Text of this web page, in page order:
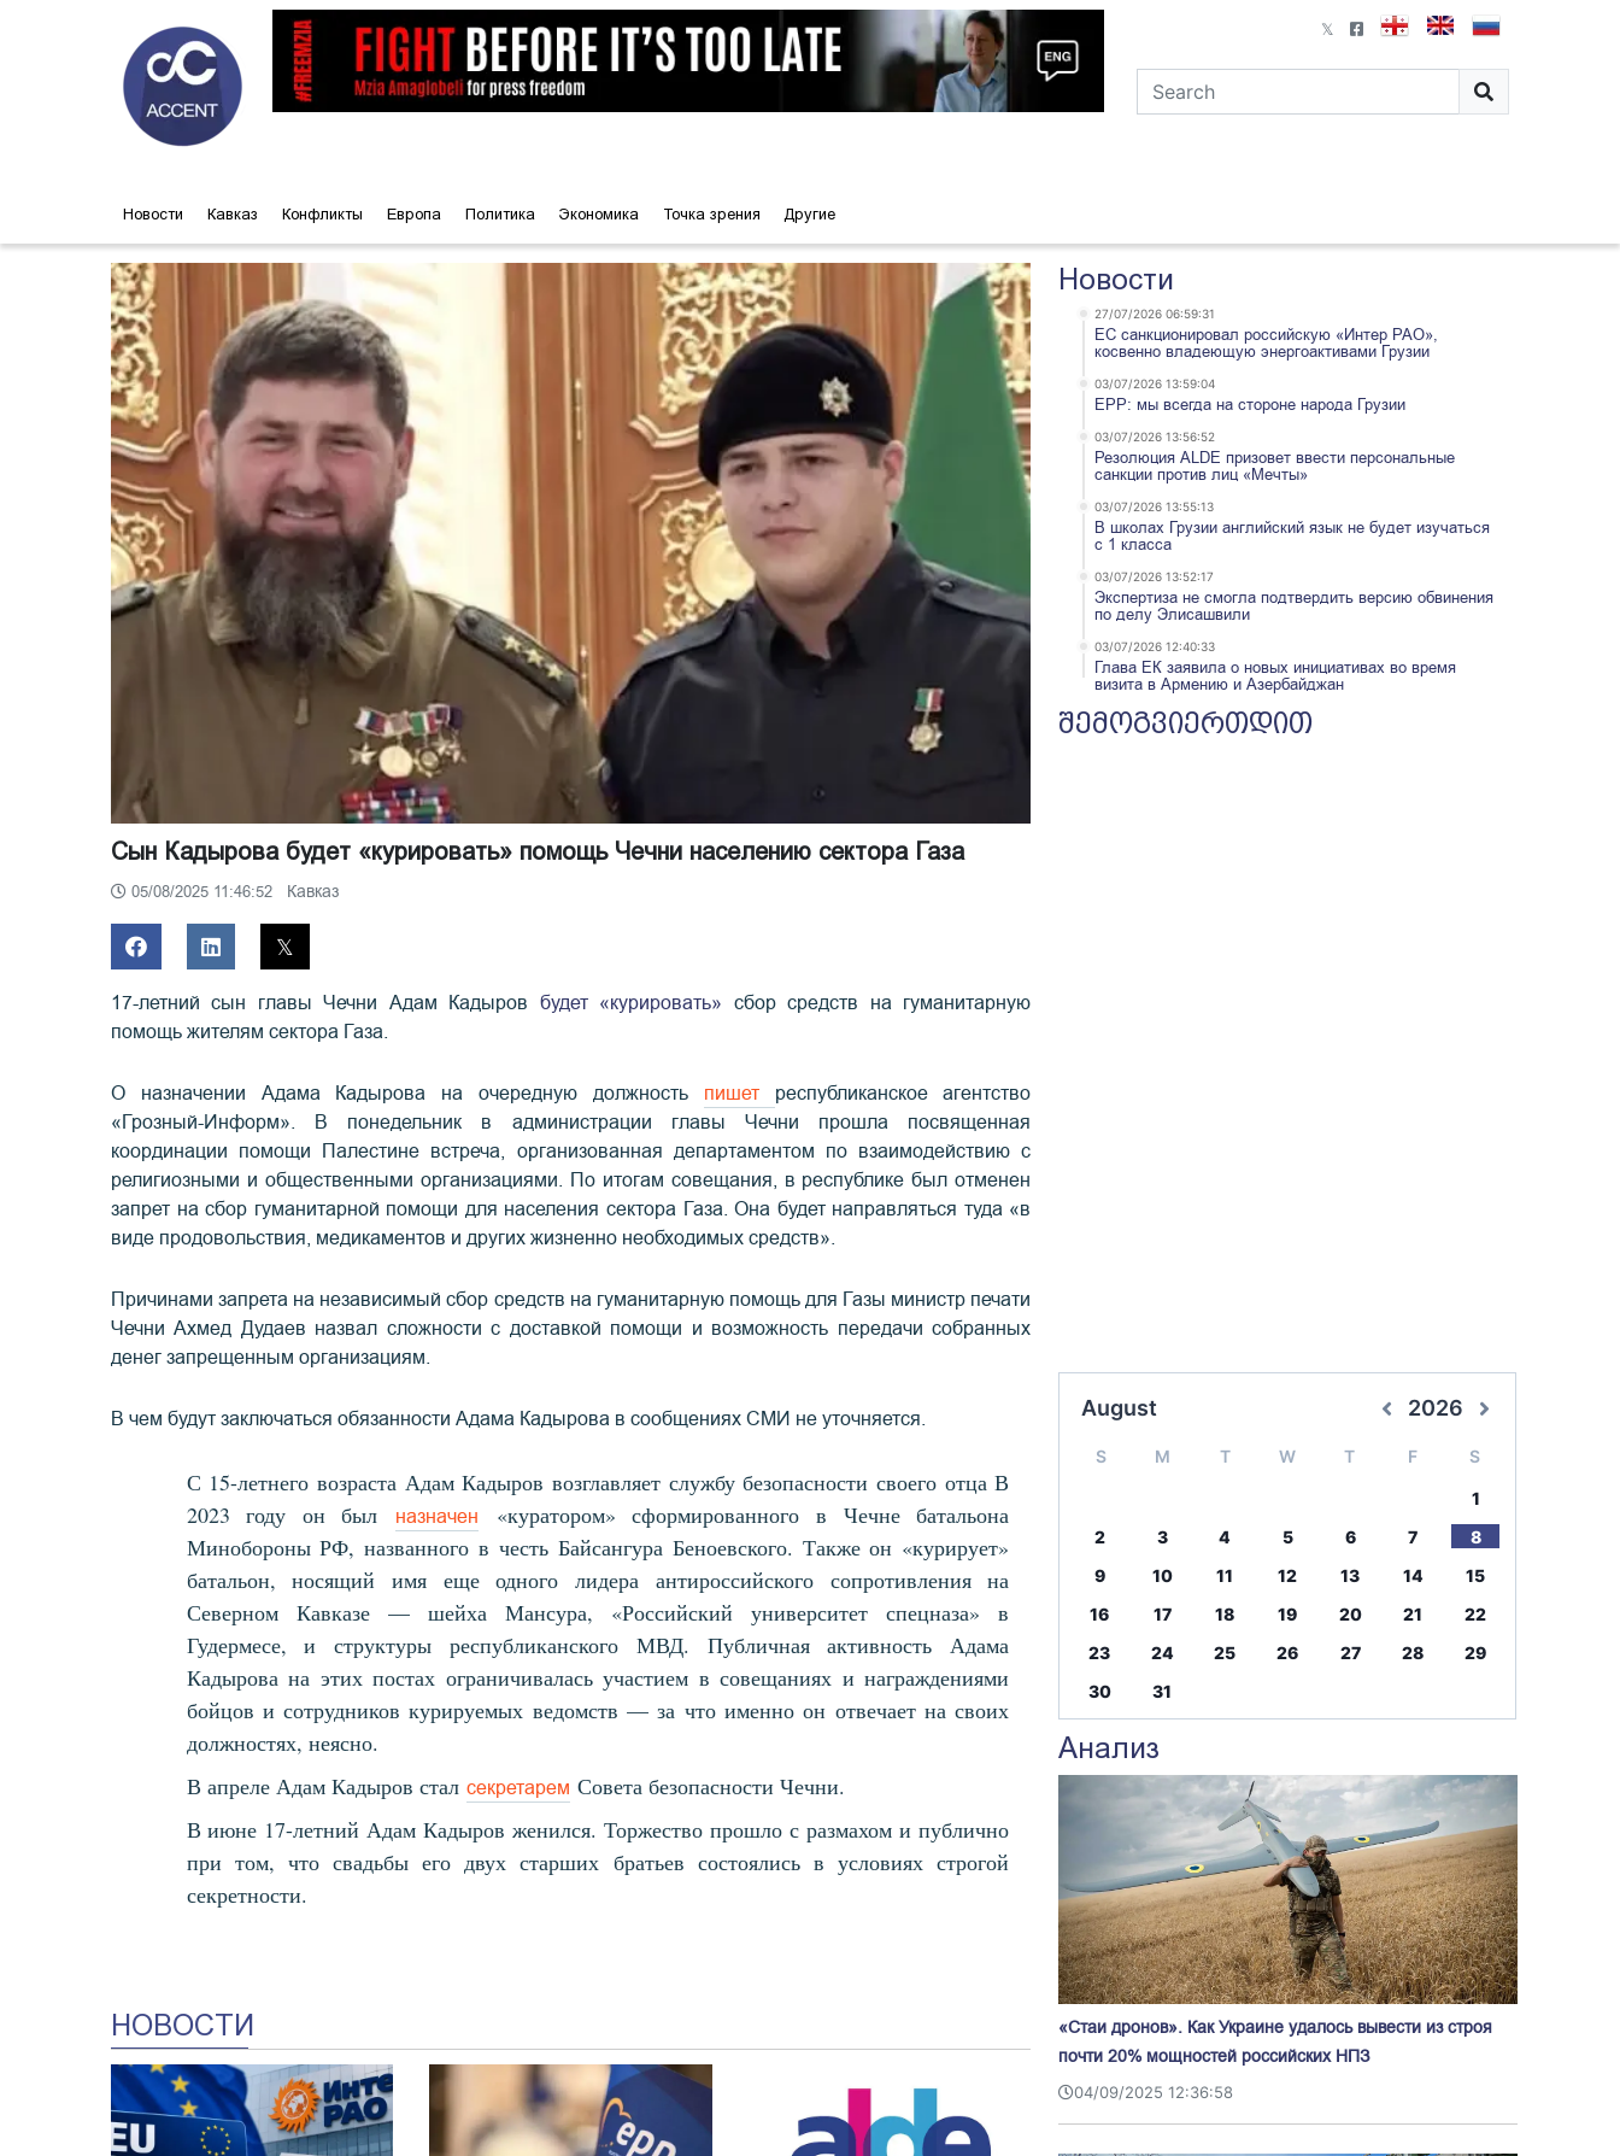
Новости Кавказ Конфликты Европа Политика Экономика Точка зрения Другие
Сын Кадырова будет «курировать» помощь Чечни населению сектора Газа
05/08/2025 11:46:52 Кавказ
17-летний сын главы Чечни Адам Кадыров будет «курировать» сбор средств на гуманитарную
помощь жителям сектора Газа.
О назначении Адама Кадырова на очередную должность пишет республиканское агентство
«Грозный-Информ». В понедельник в администрации главы Чечни прошла посвященная
координации помощи Палестине встреча, организованная департаментом по взаимодействию с
религиозными и общественными организациями. По итогам совещания, в республике был отменен
запрет на сбор гуманитарной помощи для населения сектора Газа. Она будет направляться туда «в
виде продовольствия, медикаментов и других жизненно необходимых средств».
Причинами запрета на независимый сбор средств на гуманитарную помощь для Газы министр печати
Чечни Ахмед Дудаев назвал сложности с доставкой помощи и возможность передачи собранных
денег запрещенным организациям.
В чем будут заключаться обязанности Адама Кадырова в сообщениях СМИ не уточняется.
С 15-летнего возраста Адам Кадыров возглавляет службу безопасности своего отца В
2023 году он был назначен «куратором» сформированного в Чечне батальона
Минобороны РФ, названного в честь Байсангура Беноевского. Также он «курирует»
батальон, носящий имя еще одного лидера антироссийского сопротивления на
Северном Кавказе — шейха Мансура, «Российский университет спецназа» в
Гудермесе, и структуры республиканского МВД. Публичная активность Адама
Кадырова на этих постах ограничивалась участием в совещаниях и награждениями
бойцов и сотрудников курируемых ведомств — за что именно он отвечает на своих
должностях, неясно.
В апреле Адам Кадыров стал секретарем Совета безопасности Чечни.
В июне 17-летний Адам Кадыров женился. Торжество прошло с размахом и публично
при том, что свадьбы его двух старших братьев состоялись в условиях строгой
секретности.
НОВОСТИ
Новости
27/07/2026 06:59:31
ЕС санкционировал российскую «Интер РАО»,
косвенно владеющую энергоактивами Грузии
03/07/2026 13:59:04
EPP: мы всегда на стороне народа Грузии
03/07/2026 13:56:52
Резолюция ALDE призовет ввести персональные
санкции против лиц «Мечты»
03/07/2026 13:55:13
В школах Грузии английский язык не будет изучаться
с 1 класса
03/07/2026 13:52:17
Экспертиза не смогла подтвердить версию обвинения
по делу Элисашвили
03/07/2026 12:40:33
Глава ЕК заявила о новых инициативах во время
визита в Армению и Азербайджан
შემოგვიერთდით
August 2026
S M T W T F S
1
2
3 4 5 6 7
8
9
10 11 12 13 14
15
16
17 18 19 20 21
22
23
24 25 26 27 28
29
30
31
Анализ
«Стаи дронов». Как Украине удалось вывести из строя
почти 20% мощностей российских НПЗ
04/09/2025 12:36:58